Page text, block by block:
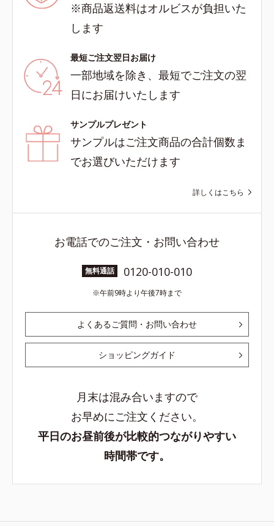
※商品返送料はオルビスが負担いた
します
最短ご注文翌日お届け
一部地域を除き、最短でご注文の翌
日にお届けいたします
サンプルプレゼント
サンプルはご注文商品の合計個数ま
でお選びいただけます
詳しくはこちら
お電話でのご注文・お問い合わせ
無料通話 0120-010-010
午前9時より午後7時まで
よくあるご質問・お問い合わせ
ショッピングガイド
月末は混み合いますので
お早めにご注文ください。
平日のお昼前後が比較的つながりやすい
時間帯です。